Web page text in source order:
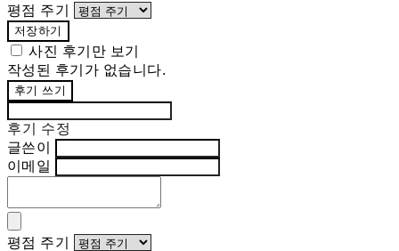
평점 주기
저장하기
사진 후기만 보기
작성된 후기가 없습니다.
후기 쓰기
후기 수정
글쓴이
이메일
평점 주기